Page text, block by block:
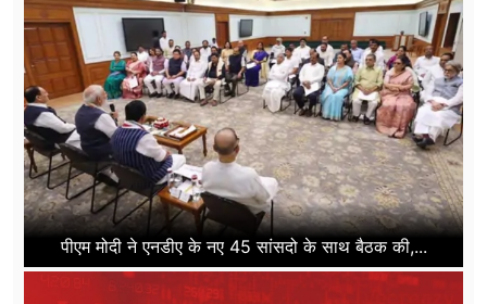
पीएम मोदी ने एनडीए के नए 45 सांसदो के साथ बैठक की,...